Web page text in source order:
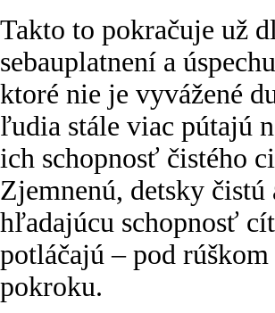
Takto to pokračuje už
sebauplatnení a
ktoré nie je vyvážené
ľudia stále viac pútajú
ich schopnosť čistého
Zjemnenú, detsky
hľadajúcu schopnosť
potláčajú – pod
pokroku.